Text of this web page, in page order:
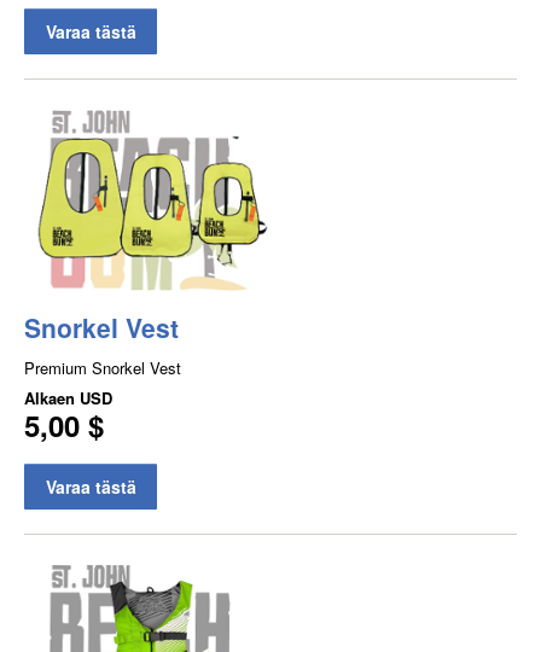
Varaa tästä
Snorkel Vest
Premium Snorkel Vest
Alkaen USD
5,00 $
Varaa tästä